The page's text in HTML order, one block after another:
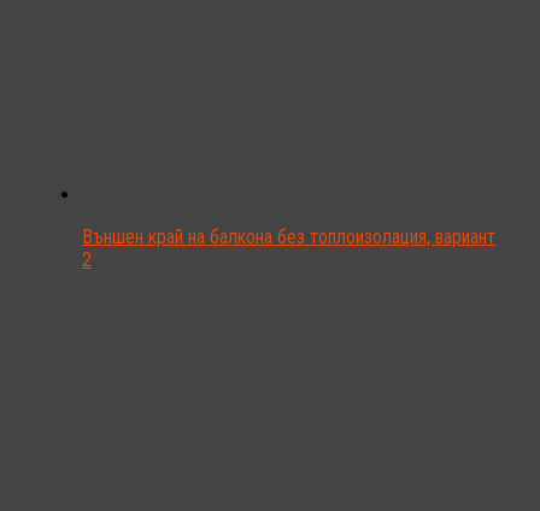
Външен край на балкона без топлоизолация, вариант
2